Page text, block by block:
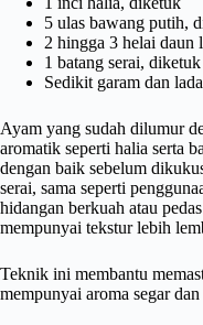
5 ulas bawang putih,
2 hingga 3 helai daun
1 batang serai,
Sedikit garam dan
Ayam yang sudah dilumur
aromatik seperti halia serta
dengan baik sebelum
serai, sama seperti
hidangan berkuah atau
mempunyai tekstur lebih
Teknik ini membantu
mempunyai aroma segar